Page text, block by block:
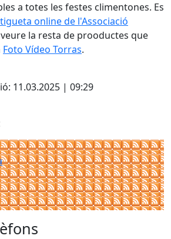
a totes les festes climentones. Es
online de l'Associació
la resta de prooductes que
Foto Vídeo Torras.
11.03.2025 | 09:29